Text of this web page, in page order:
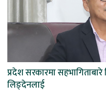
प्रदेश सरकारमा
लिङ्देनलाई